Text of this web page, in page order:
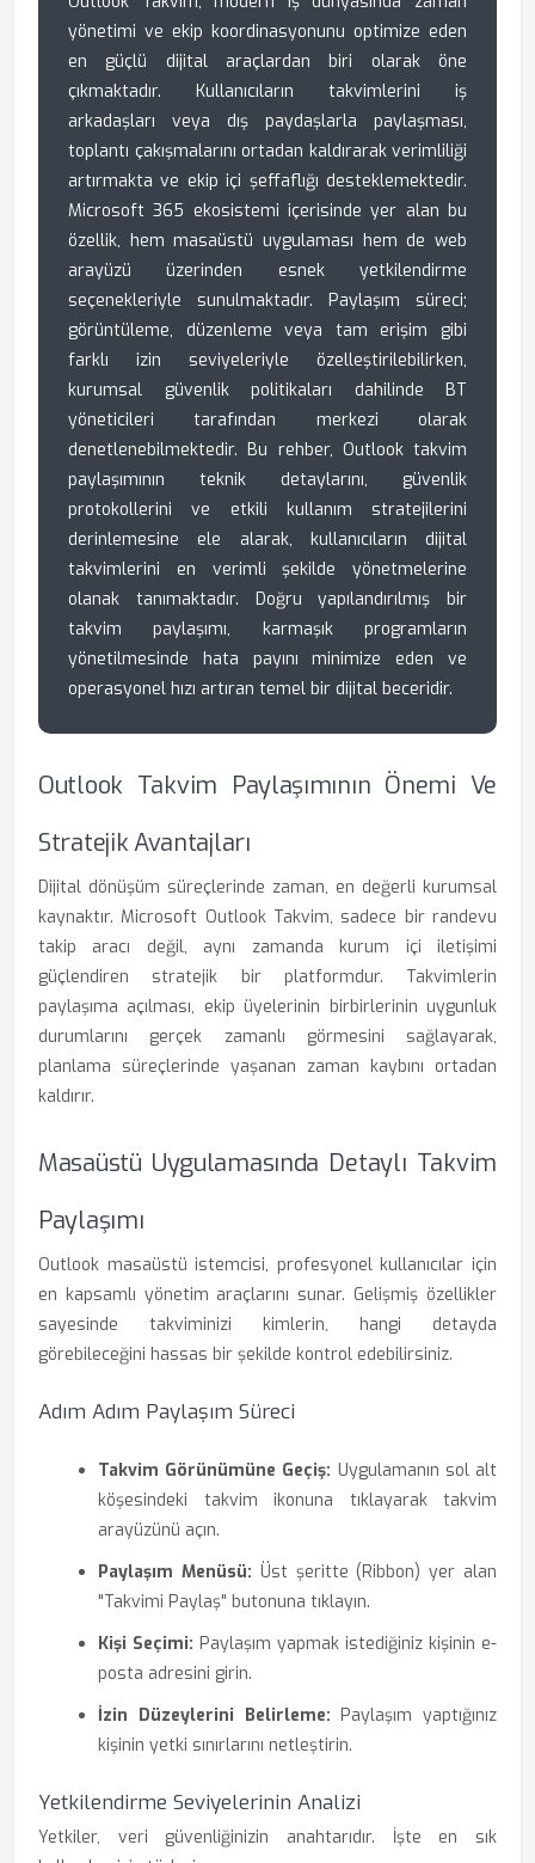
yönetimi ve ekip koordinasyonunu optimize eden
en güçlü dijital araçlardan biri olarak öne
çıkmaktadır. Kullanıcıların takvimlerini iş
arkadaşları veya dış paydaşlarla paylaşması,
toplantı çakışmalarını ortadan kaldırarak verimliliği
artırmakta ve ekip içi şeffaflığı desteklemektedir.
Microsoft 365 ekosistemi içerisinde yer alan bu
özellik, hem masaüstü uygulaması hem de web
arayüzü üzerinden esnek yetkilendirme
seçenekleriyle sunulmaktadır. Paylaşım süreci;
görüntüleme, düzenleme veya tam erişim gibi
farklı izin seviyeleriyle özelleştirilebilirken,
kurumsal güvenlik politikaları dahilinde BT
yöneticileri tarafından merkezi olarak
denetlenebilmektedir. Bu rehber, Outlook takvim
paylaşımının teknik detaylarını, güvenlik
protokollerini ve etkili kullanım stratejilerini
derinlemesine ele alarak, kullanıcıların dijital
takvimlerini en verimli şekilde yönetmelerine
olanak tanımaktadır. Doğru yapılandırılmış bir
takvim paylaşımı, karmaşık programların
yönetilmesinde hata payını minimize eden ve
operasyonel hızı artıran temel bir dijital beceridir.
Outlook Takvim Paylaşımının Önemi Ve
Stratejik Avantajları
Dijital dönüşüm süreçlerinde zaman, en değerli kurumsal
kaynaktır. Microsoft Outlook Takvim, sadece bir randevu
takip aracı değil, aynı zamanda kurum içi iletişimi
güçlendiren stratejik bir platformdur. Takvimlerin
paylaşıma açılması, ekip üyelerinin birbirlerinin uygunluk
durumlarını gerçek zamanlı görmesini sağlayarak,
planlama süreçlerinde yaşanan zaman kaybını ortadan
kaldırır.
Masaüstü Uygulamasında Detaylı Takvim
Paylaşımı
Outlook masaüstü istemcisi, profesyonel kullanıcılar için
en kapsamlı yönetim araçlarını sunar. Gelişmiş özellikler
sayesinde takviminizi kimlerin, hangi detayda
görebileceğini hassas bir şekilde kontrol edebilirsiniz.
Adım Adım Paylaşım Süreci
Takvim Görünümüne Geçiş: Uygulamanın sol alt
köşesindeki takvim ikonuna tıklayarak takvim
arayüzünü açın.
Paylaşım Menüsü: Üst şeritte (Ribbon) yer alan
"Takvimi Paylaş" butonuna tıklayın.
Kişi Seçimi: Paylaşım yapmak istediğiniz kişinin e-
posta adresini girin.
İzin Düzeylerini Belirleme: Paylaşım yaptığınız
kişinin yetki sınırlarını netleştirin.
Yetkilendirme Seviyelerinin Analizi
Yetkiler, veri güvenliğinizin anahtarıdır. İşte en sık